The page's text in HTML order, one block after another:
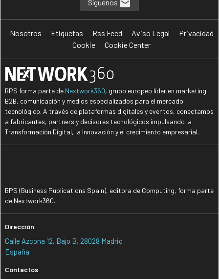
Síguenos
Nosotros Etiquetas Rss Feed Aviso Legal
Privacidad
Cookie
Cookie Center
BPS forma parte de Nextwork360, grupo europeo líder en marketing
B2B, comunicación y medios especializados para el mercado
tecnológico. A través de plataformas digitales y eventos, conectamos
a fabricantes, partners y decisores tecnológicos impulsando la
Transformación Digital, la Innovación y el crecimiento empresarial.
BPS (Business Publications Spain), editora de Computing, forma parte
de Nextwork360.
Dirección
Calle Azcona 12, Bajo B, 28028 Madrid
España
Contactos